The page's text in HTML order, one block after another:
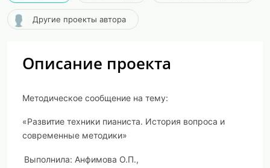
Другие проекты автора
Описание проекта
Методическое сообщение на тему:
«Развитие техники пианиста. История вопроса и
современные методики»
Выполнила: Анфимова О.П.,